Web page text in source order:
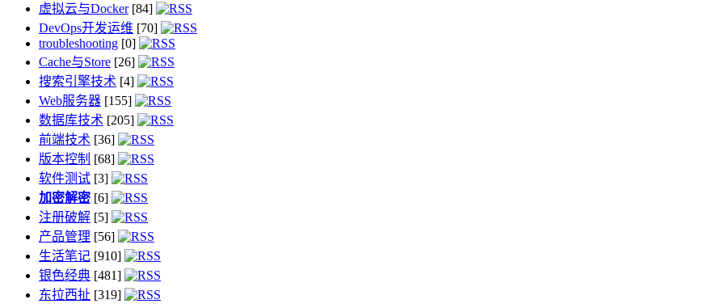
虚拟云与Docker[84]
DevOps开发运维 [70]
troubleshooting [0]
Cache与Store [26]
搜索引擎技术 [4]
Web服务器 [155]
数据库技术 [205]
前端技术 [36]
版本控制 [68]
软件测试 [3]
加密解密 [6]
注册破解 [5]
产品管理 [56]
生活笔记 [910]
银色经典 [481]
东拉西扯 [319]